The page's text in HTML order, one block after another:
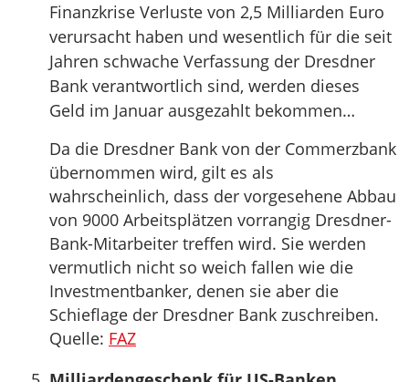
Finanzkrise Verluste von 2,5 Milliarden Euro
verursacht haben und wesentlich für die seit
Jahren schwache Verfassung der Dresdner
Bank verantwortlich sind, werden dieses
Geld im Januar ausgezahlt bekommen…
Da die Dresdner Bank von der Commerzbank
übernommen wird, gilt es als
wahrscheinlich, dass der vorgesehene Abbau
von 9000 Arbeitsplätzen vorrangig Dresdner-
Bank-Mitarbeiter treffen wird. Sie werden
vermutlich nicht so weich fallen wie die
Investmentbanker, denen sie aber die
Schieflage der Dresdner Bank zuschreiben.
Quelle: FAZ